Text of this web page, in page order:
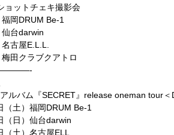
ョットチェキ撮影会
岡DRUM Be-1
台darwin
古屋E.L.L.
田クラブクアトロ
ルバム『SECRET』release oneman tour
（土）福岡DRUM Be-1
（日）仙台darwin
土）名古屋ELL